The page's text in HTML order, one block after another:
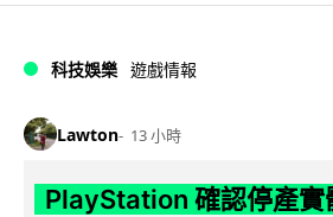
科技娛樂 遊戲情報
Lawton 13 小時
PlayStation 確認停產實